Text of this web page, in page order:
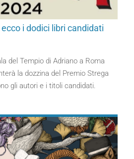
i dodici libri candidati
del Tempio di Adriano a Roma
la dozzina del Premio Strega
gli autori e i titoli candidati.